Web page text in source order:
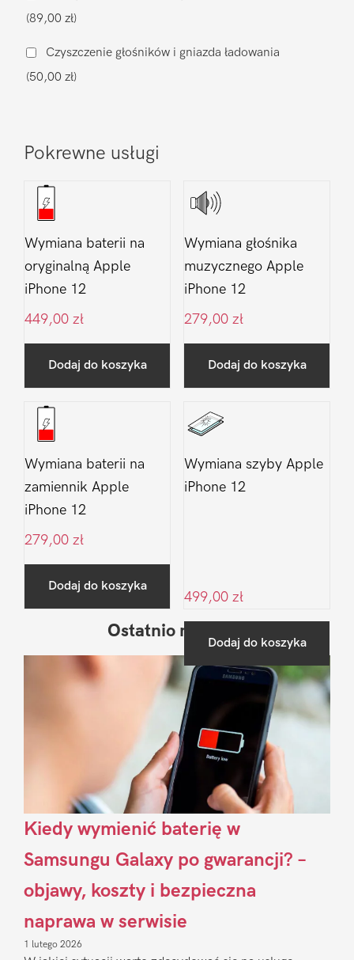
iPhone
12
(89,00 zł)
Czyszczenie głośników i gniazda ładowania
(50,00 zł)
Pokrewne usługi
Wymiana baterii na
oryginalną Apple
iPhone 12
449,00 zł
Dodaj do koszyka
Wymiana głośnika
muzycznego Apple
iPhone 12
279,00 zł
Dodaj do koszyka
Wymiana baterii na
zamiennik Apple
iPhone 12
279,00 zł
Dodaj do koszyka
Wymiana szyby Apple
iPhone 12
499,00 zł
Dodaj do koszyka
Sidebar
Ostatnio na blogu
Kiedy wymienić baterię w
Samsungu Galaxy po gwarancji? –
objawy, koszty i bezpieczna
naprawa w serwisie
1 lutego 2026